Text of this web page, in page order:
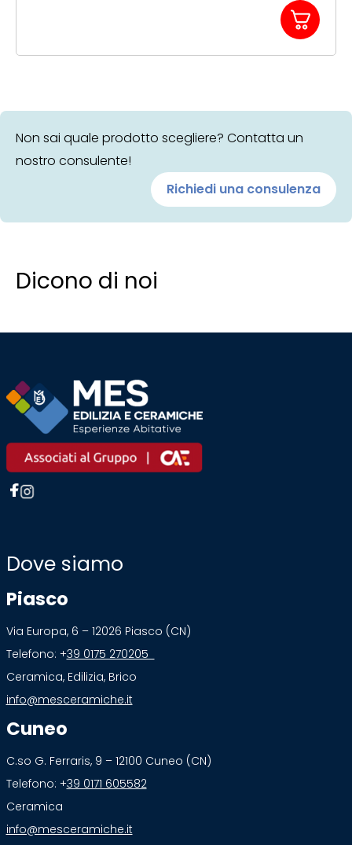
Non sai quale prodotto scegliere? Contatta un
nostro consulente!
Richiedi una consulenza
Dicono di noi
Dove siamo
Piasco
Via Europa, 6 – 12026 Piasco (CN)
Telefono: +39 0175 270205
Ceramica, Edilizia, Brico
info@mesceramiche.it
Cuneo
C.so G. Ferraris, 9 – 12100 Cuneo (CN)
Telefono: +39 0171 605582
Ceramica
info@mesceramiche.it